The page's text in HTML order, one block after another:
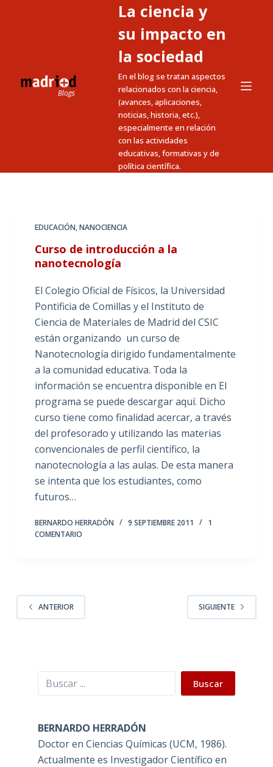
n
La ciencia y
su impacto en
la sociedad
En el blog se tratan aspectos
relacionados con la ciencia,
(avances, aplicaciones,
noticias, historia, etc.),
especialmente en relación
con las actividades
educativas, formativas y de
política científica.
EDUCACIÓN,NANOCIENCIA
Curso de introducción a la
nanotecnología
El Colegio Oficial de Físicos, la Universidad
Pontificia de Comillas y el Instituto de
Ciencia de Materiales de Madrid del CSIC
están organizando un curso de
Nanotecnología dirigido fundamentalmente
a la comunidad educativa. Toda la
información se encuentra disponible en El
programa se puede descargar aquí. Dicho
curso tiene como finalidad acercar, a través
del profesorado y utilizando las materias
convencionales de perfil científico, la
nanotecnología a las aulas. De esta manera
se intenta que los estudiantes, como
futuros…
BERNARDO HERRADÓN 9 SEPTIEMBRE 2011
1
COMENTARIO
ANTERIOR SIGUIENTE
Buscar Buscar
BERNARDO HERRADÓN
Doctor en Ciencias Químicas (UCM, 1986).
Actualmente es Investigador Científico en